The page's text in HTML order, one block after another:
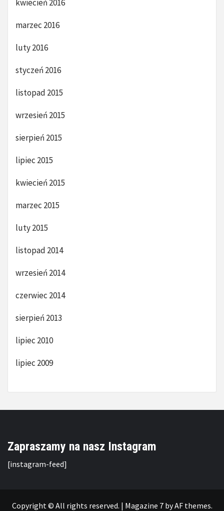
kwiecień 2016
marzec 2016
luty 2016
styczeń 2016
listopad 2015
wrzesień 2015
sierpień 2015
lipiec 2015
kwiecień 2015
marzec 2015
luty 2015
listopad 2014
wrzesień 2014
czerwiec 2014
sierpień 2013
lipiec 2010
lipiec 2009
Zapraszamy na nasz Instagram
[instagram-feed]
Copyright © All rights reserved. | Magazine 7by AF themes.